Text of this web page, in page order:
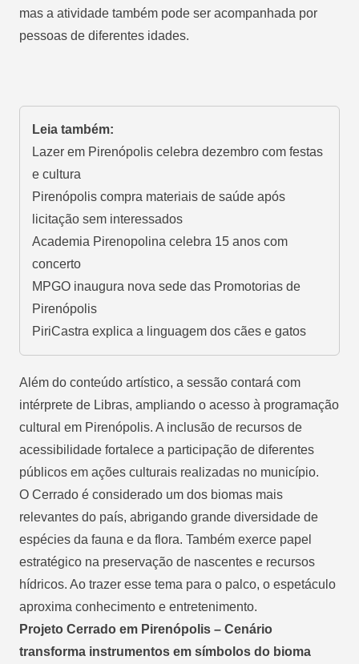
mas a atividade também pode ser acompanhada por
pessoas de diferentes idades.
Leia também:
Lazer em Pirenópolis celebra dezembro com festas
e cultura
Pirenópolis compra materiais de saúde após
licitação sem interessados
Academia Pirenopolina celebra 15 anos com
concerto
MPGO inaugura nova sede das Promotorias de
Pirenópolis
PiriCastra explica a linguagem dos cães e gatos
Além do conteúdo artístico, a sessão contará com
intérprete de Libras, ampliando o acesso à programação
cultural em Pirenópolis. A inclusão de recursos de
acessibilidade fortalece a participação de diferentes
públicos em ações culturais realizadas no município.
O Cerrado é considerado um dos biomas mais
relevantes do país, abrigando grande diversidade de
espécies da fauna e da flora. Também exerce papel
estratégico na preservação de nascentes e recursos
hídricos. Ao trazer esse tema para o palco, o espetáculo
aproxima conhecimento e entretenimento.
Projeto Cerrado em Pirenópolis – Cenário
transforma instrumentos em símbolos do bioma